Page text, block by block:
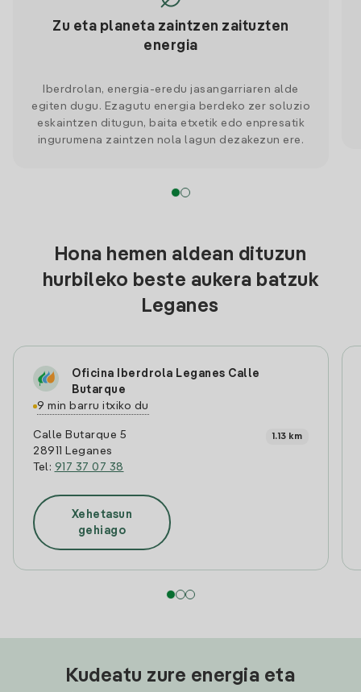
Zu eta planeta zaintzen zaituzten
energia
Iberdrolan, energia-eredu jasangarriaren alde
egiten dugu. Ezagutu energia berdeko zer soluzio
eskaintzen ditugun, baita etxetik edo enpresatik
ingurumena zaintzen nola lagun dezakezun ere.
Hona hemen aldean dituzun
hurbileko beste aukera batzuk
Leganes
Oficina Iberdrola Leganes Calle
Butarque
9 min barru itxiko du
Calle Butarque 5
28911 Leganes
Tel: 917 37 07 38
1.13 km
Xehetasun
gehiago
Kudeatu zure energia eta